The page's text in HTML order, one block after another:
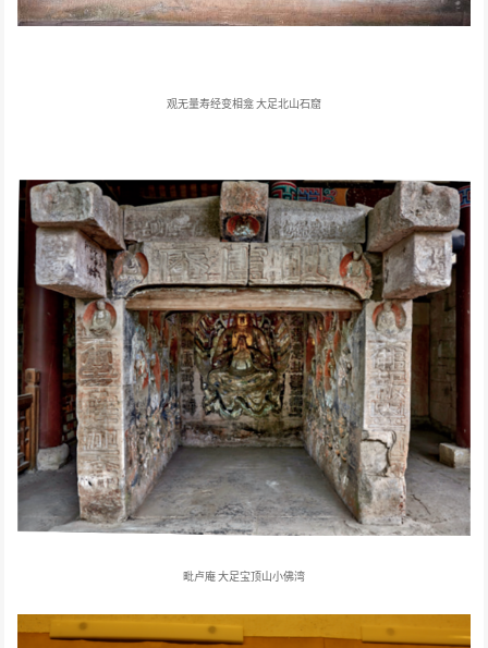
观无量寿经变相龛大足北山石窟
毗卢庵大足宝顶山小佛湾